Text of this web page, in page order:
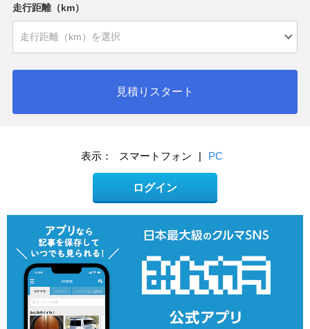
走行距離（km）
見積りスタート
表示： スマートフォン | PC
ログイン